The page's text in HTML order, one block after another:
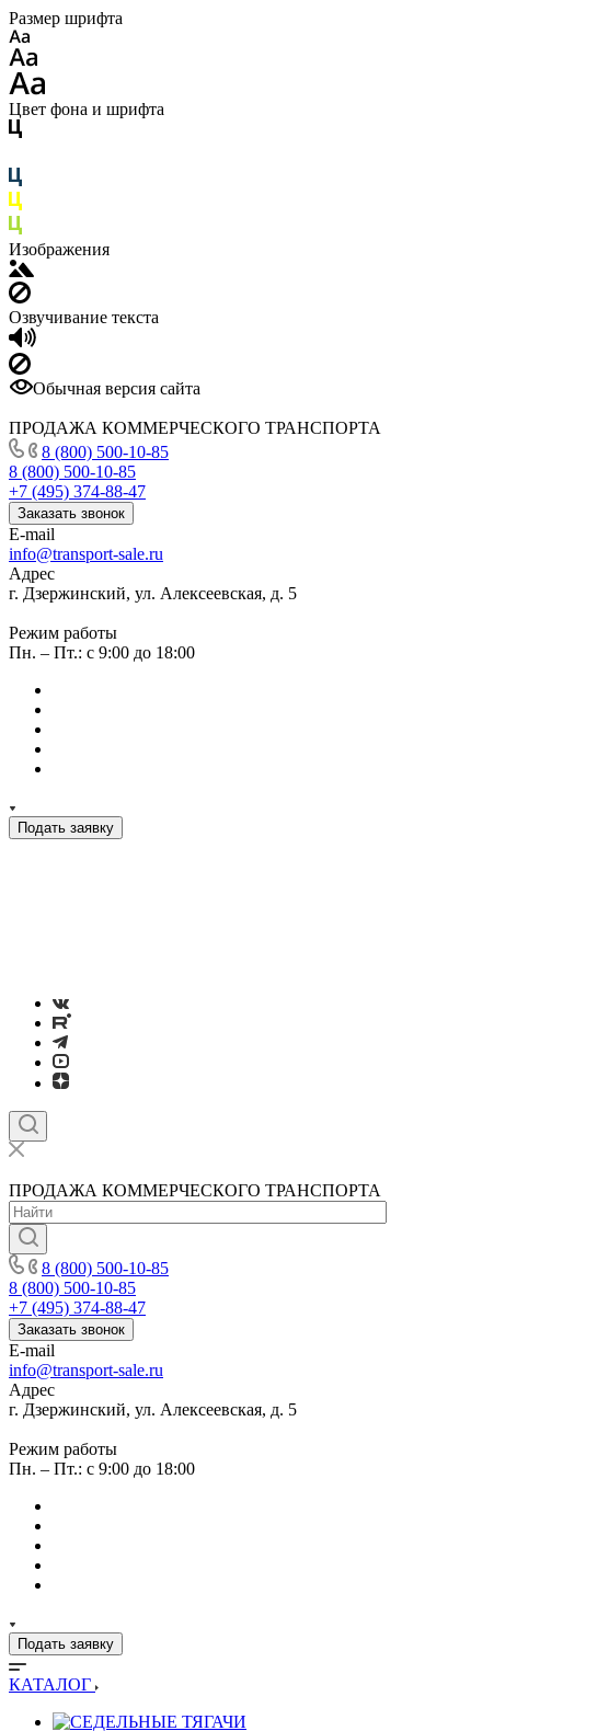
Размер шрифта
Цвет фона и шрифта
Изображения
Озвучивание текста
Обычная версия сайта
ПРОДАЖА КОММЕРЧЕСКОГО ТРАНСПОРТА
8 (800) 500-10-85
8 (800) 500-10-85
+7 (495) 374-88-47
Заказать звонок
E-mail
info@transport-sale.ru
Адрес
г. Дзержинский, ул. Алексеевская, д. 5
Режим работы
Пн. – Пт.: с 9:00 до 18:00
Подать заявку
ПРОДАЖА КОММЕРЧЕСКОГО ТРАНСПОРТА
8 (800) 500-10-85
8 (800) 500-10-85
+7 (495) 374-88-47
Заказать звонок
E-mail
info@transport-sale.ru
Адрес
г. Дзержинский, ул. Алексеевская, д. 5
Режим работы
Пн. – Пт.: с 9:00 до 18:00
Подать заявку
КАТАЛОГ